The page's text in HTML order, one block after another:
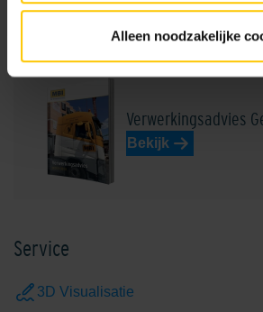
Alleen noodzakelijke
Bekijk
Verwerkingsadvies
Bekijk
Service
3D Visualisatie